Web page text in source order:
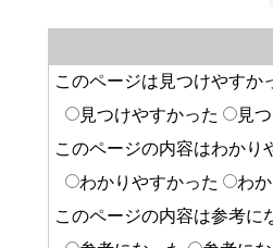
このページは見つけやすか
見つけやすかった
見
このページの内容はわかり
わかりやすかった
わ
このページの内容は参考に